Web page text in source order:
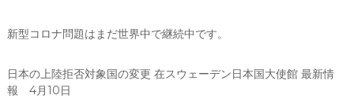
新型コロナ問題はまだ世界中で継続中です。
日本の上陸拒否対象国の変更 在スウェーデン日本国大使館 最新情
報 4月10日